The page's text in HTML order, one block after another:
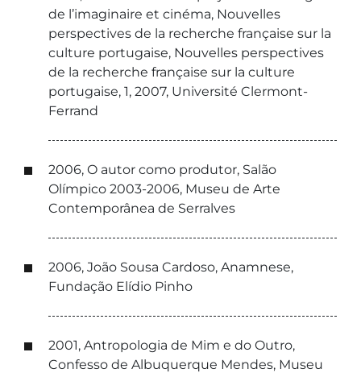
de l’imaginaire et cinéma, Nouvelles
perspectives de la recherche française sur la
culture portugaise, Nouvelles perspectives
de la recherche française sur la culture
portugaise, 1, 2007, Université Clermont-
Ferrand
2006, O autor como produtor, Salão
Olímpico 2003-2006, Museu de Arte
Contemporânea de Serralves
2006, João Sousa Cardoso, Anamnese,
Fundação Elídio Pinho
2001, Antropologia de Mim e do Outro,
Confesso de Albuquerque Mendes, Museu